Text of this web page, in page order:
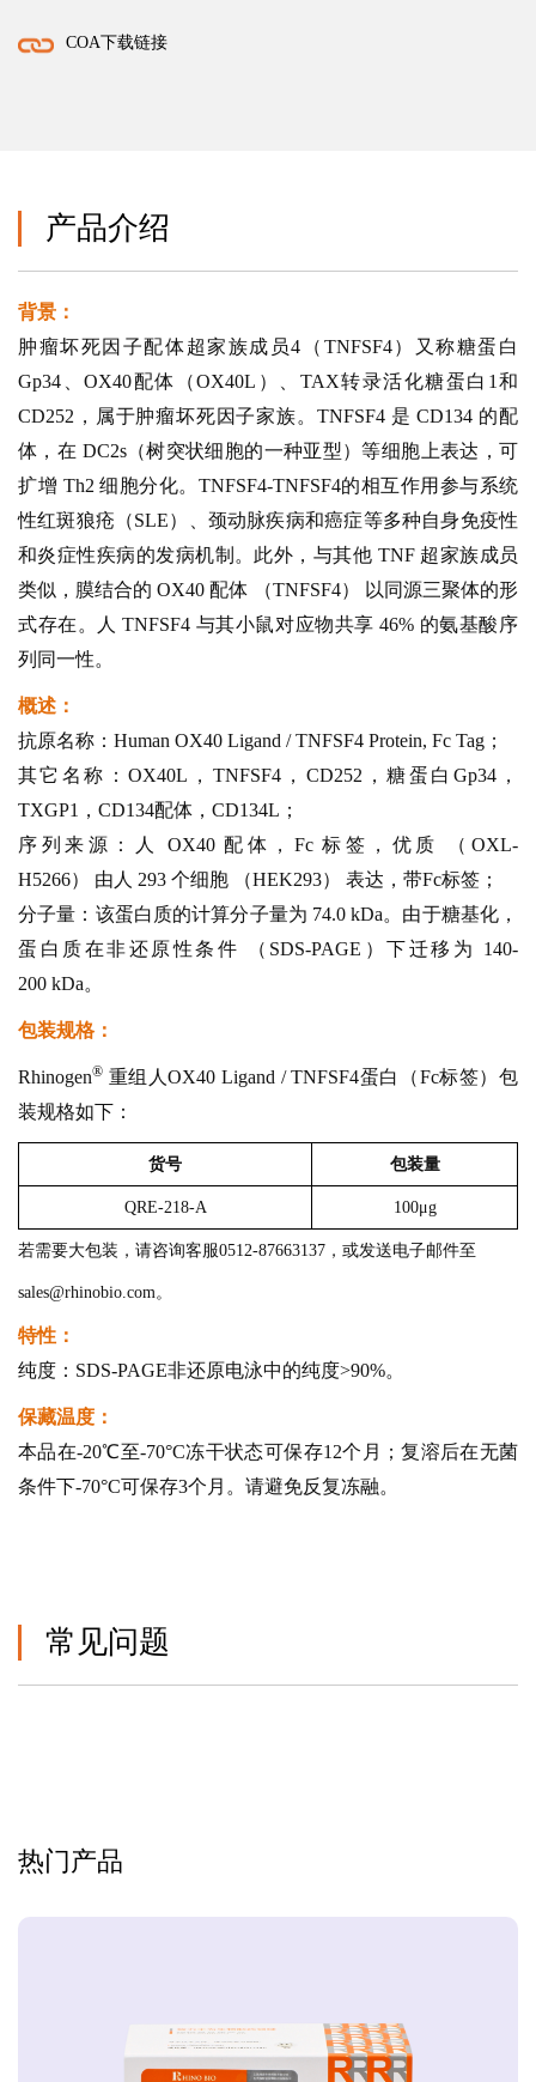
COA下载链接
产品介绍
背景：
肿瘤坏死因子配体超家族成员4（TNFSF4）又称糖蛋白
Gp34、OX40配体（OX40L）、TAX转录活化糖蛋白1和
CD252，属于肿瘤坏死因子家族。TNFSF4 是 CD134 的配
体，在 DC2s（树突状细胞的一种亚型）等细胞上表达，可
扩增 Th2 细胞分化。TNFSF4-TNFSF4的相互作用参与系统
性红斑狼疮（SLE）、颈动脉疾病和癌症等多种自身免疫性
和炎症性疾病的发病机制。此外，与其他 TNF 超家族成员
类似，膜结合的 OX40 配体 （TNFSF4） 以同源三聚体的形
式存在。人 TNFSF4 与其小鼠对应物共享 46% 的氨基酸序
列同一性。
概述：
抗原名称：Human OX40 Ligand / TNFSF4 Protein, Fc Tag；
其它名称：OX40L，TNFSF4，CD252，糖蛋白Gp34，
TXGP1，CD134配体，CD134L；
序列来源：人 OX40 配体，Fc 标签，优质 （OXL-
H5266） 由人 293 个细胞 （HEK293） 表达，带Fc标签；
分子量：该蛋白质的计算分子量为 74.0 kDa。由于糖基化，
蛋白质在非还原性条件 （SDS-PAGE）下迁移为 140-
200 kDa。
包装规格：
Rhinogen® 重组人OX40 Ligand / TNFSF4蛋白（Fc标签）包
装规格如下：
货号 包装量
QRE-218-A 100μg
若需要大包装，请咨询客服0512-87663137，或发送电子邮件至
sales@rhinobio.com。
特性：
纯度：SDS-PAGE非还原电泳中的纯度>90%。
保藏温度：
本品在-20℃至-70°C冻干状态可保存12个月；复溶后在无菌
条件下-70°C可保存3个月。请避免反复冻融。
常见问题
热门产品